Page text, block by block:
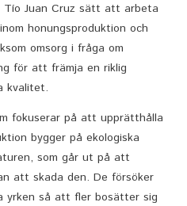
Tío Juan Cruz sätt att arbeta
honungsproduktion och
omsorg i fråga om
för att främja en riklig
kvalitet.
fokuserar på att upprätthålla
bygger på ekologiska
som går ut på att
att skada den. De försöker
yrken så att fler bosätter sig